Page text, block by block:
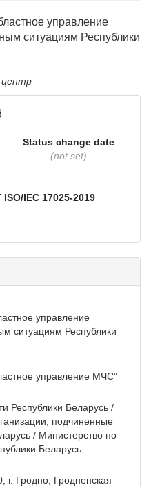
управление
ситуациям Республики
центр
Status change date
(not set)
IEC 17025-2019
управление
ситуациям Республики
управление МЧС"
Республики Беларусь /
подчиненные
/ Министерство по
Беларусь
г. Гродно, Гродненская